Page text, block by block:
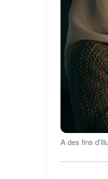
A des fins